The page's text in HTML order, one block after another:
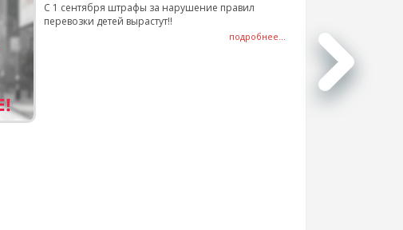
С 1 сентября штрафы за нарушение правил
перевозки детей вырастут!!
подробнее...